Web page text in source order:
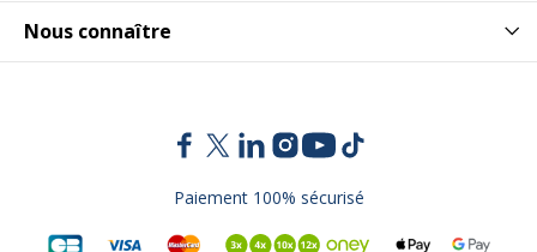
Nous connaître
Paiement 100% sécurisé